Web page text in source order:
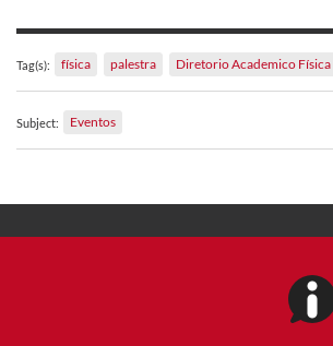
Tag(s): física palestra Diretorio Academico Física
Subject: Eventos